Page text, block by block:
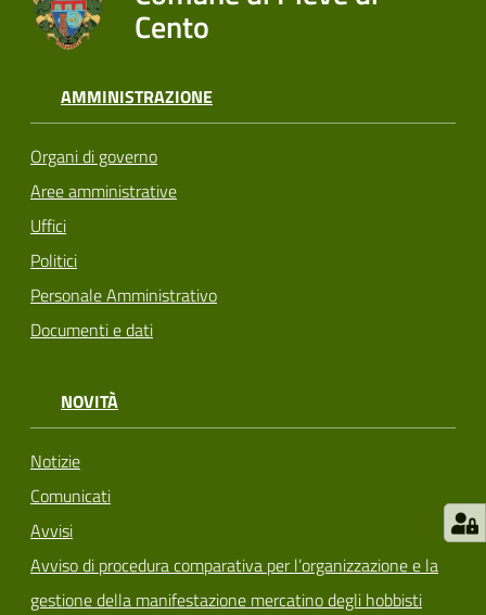
Cento
AMMINISTRAZIONE
Organi di governo
Aree amministrative
Uffici
Politici
Personale Amministrativo
Documenti e dati
NOVITÀ
Notizie
Comunicati
Avvisi
Avviso di procedura comparativa per l’organizzazione e la
gestione della manifestazione mercatino degli hobbisti